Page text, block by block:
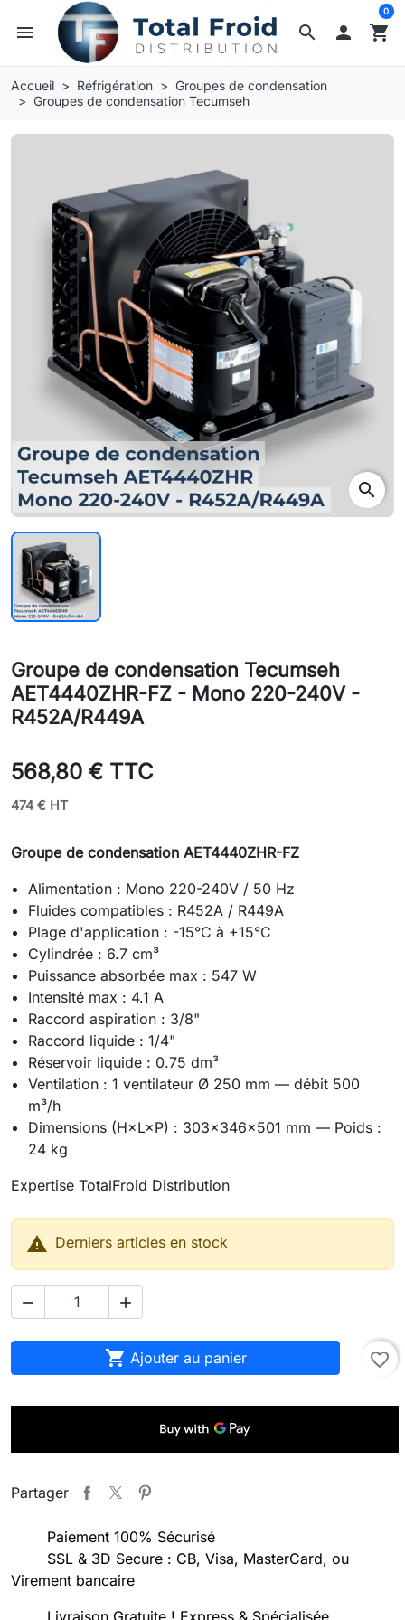
search
menu  shopping_cart
0
Accueil Réfrigération
Groupes de condensation
Groupes de condensation Tecumseh
search
Groupe de condensation Tecumseh
AET4440ZHR-FZ - Mono 220-240V -
R452A/R449A
568,80 € TTC
474 € HT
Groupe de condensation AET4440ZHR-FZ
Alimentation : Mono 220-240V / 50 Hz
Fluides compatibles : R452A / R449A
Plage d'application : -15°C à +15°C
Cylindrée : 6.7 cm³
Puissance absorbée max : 547 W
Intensité max : 4.1 A
Raccord aspiration : 3/8"
Raccord liquide : 1/4"
Réservoir liquide : 0.75 dm³
Ventilation : 1 ventilateur Ø 250 mm — débit 500
m³/h
Dimensions (H×L×P) : 303×346×501 mm — Poids :
24 kg
Expertise TotalFroid Distribution
 Derniers articles en stock
 
 Ajouter au panier favorite_border
Partager
Paiement 100% Sécurisé
SSL & 3D Secure : CB, Visa, MasterCard, ou
Virement bancaire
Livraison Gratuite ! Express & Spécialisée